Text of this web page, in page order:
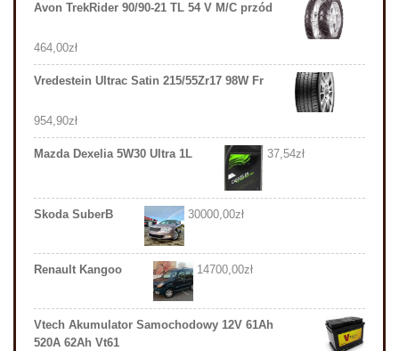
Avon TrekRider 90/90-21 TL 54 V M/C przód
464,00zł
Vredestein Ultrac Satin 215/55Zr17 98W Fr
954,90zł
Mazda Dexelia 5W30 Ultra 1L 37,54zł
Skoda SuberB 30000,00zł
Renault Kangoo 14700,00zł
Vtech Akumulator Samochodowy 12V 61Ah
520A 62Ah Vt61